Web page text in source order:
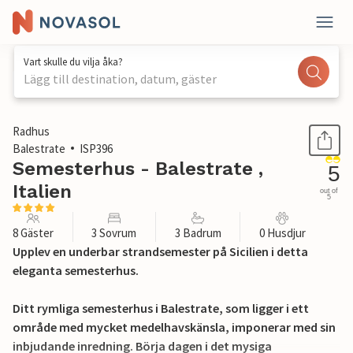
Vart skulle du vilja åka?
Lägg till destination, datum, gäster
1 / 39
Radhus
Balestrate
ISP396
Semesterhus - Balestrate ,
Italien
5
out of
5
8 Gäster 3 Sovrum 3 Badrum 0 Husdjur
Upplev en underbar strandsemester på Sicilien i detta
eleganta semesterhus.
Ditt rymliga semesterhus i Balestrate, som ligger i ett
område med mycket medelhavskänsla, imponerar med sin
inbjudande inredning. Börja dagen i det mysiga